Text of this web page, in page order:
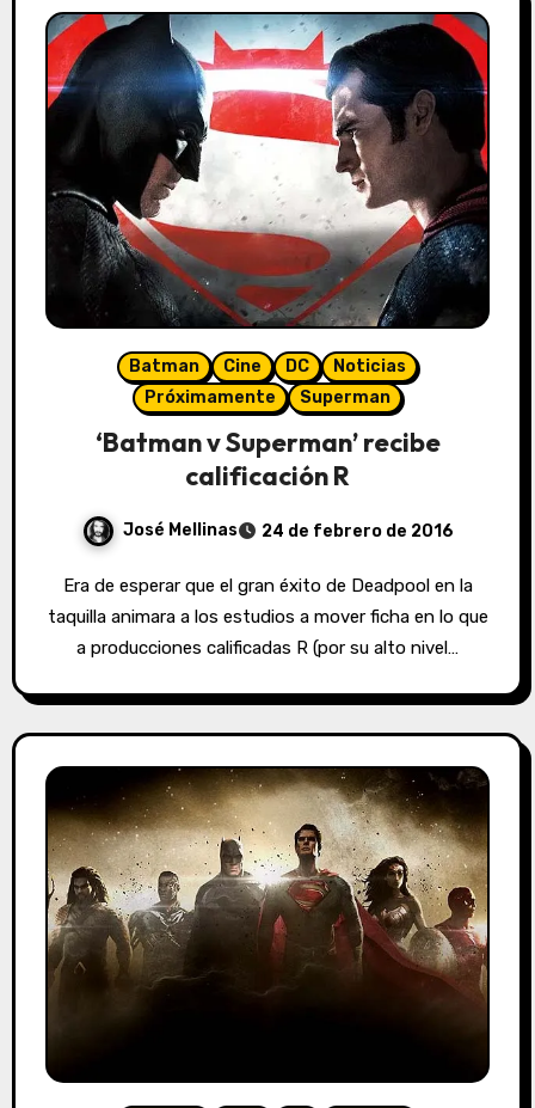
Batman Cine DC
Noticias
Próximamente
Superman
‘Batman v Superman’ recibe
calificación R
José Mellinas 24 de febrero de 2016
Era de esperar que el gran éxito de Deadpool en la
taquilla animara a los estudios a mover ficha en lo que
a producciones calificadas R (por su alto nivel…